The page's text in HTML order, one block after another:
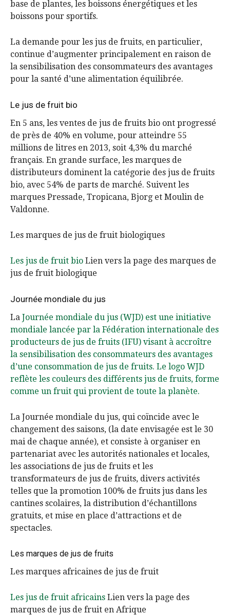
base de plantes, les boissons énergétiques et les
boissons pour sportifs.
La demande pour les jus de fruits, en particulier,
continue d’augmenter principalement en raison de
la sensibilisation des consommateurs des avantages
pour la santé d’une alimentation équilibrée.
Le jus de fruit bio
En 5 ans, les ventes de jus de fruits bio ont progressé
de près de 40% en volume, pour atteindre 55
millions de litres en 2013, soit 4,3% du marché
français. En grande surface, les marques de
distributeurs dominent la catégorie des jus de fruits
bio, avec 54% de parts de marché. Suivent les
marques Pressade, Tropicana, Bjorg et Moulin de
Valdonne.
Les marques de jus de fruit biologiques
Les jus de fruit bio Lien vers la page des marques de
jus de fruit biologique
Journée mondiale du jus
La Journée mondiale du jus (WJD) est une initiative
mondiale lancée par la Fédération internationale des
producteurs de jus de fruits (IFU) visant à accroître
la sensibilisation des consommateurs des avantages
d’une consommation de jus de fruits. Le logo WJD
reflète les couleurs des différents jus de fruits, forme
comme un fruit qui provient de toute la planète.
La Journée mondiale du jus, qui coïncide avec le
changement des saisons, (la date envisagée est le 30
mai de chaque année), et consiste à organiser en
partenariat avec les autorités nationales et locales,
les associations de jus de fruits et les
transformateurs de jus de fruits, divers activités
telles que la promotion 100% de fruits jus dans les
cantines scolaires, la distribution d’échantillons
gratuits, et mise en place d’attractions et de
spectacles.
Les marques de jus de fruits
Les marques africaines de jus de fruit
Les jus de fruit africains Lien vers la page des
marques de jus de fruit en Afrique